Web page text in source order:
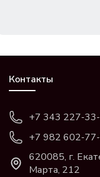
Контакты
+7 343 227-
+7 982 602-
620085, г.
Марта, 212